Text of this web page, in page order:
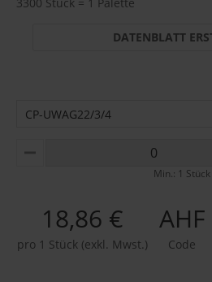
DATENBLATT
CP-UWAG22/3/4
MINUS
Min.: 1 Stück
18,86 €
pro 1 Stück (exkl. Mwst.)
AHF
Code